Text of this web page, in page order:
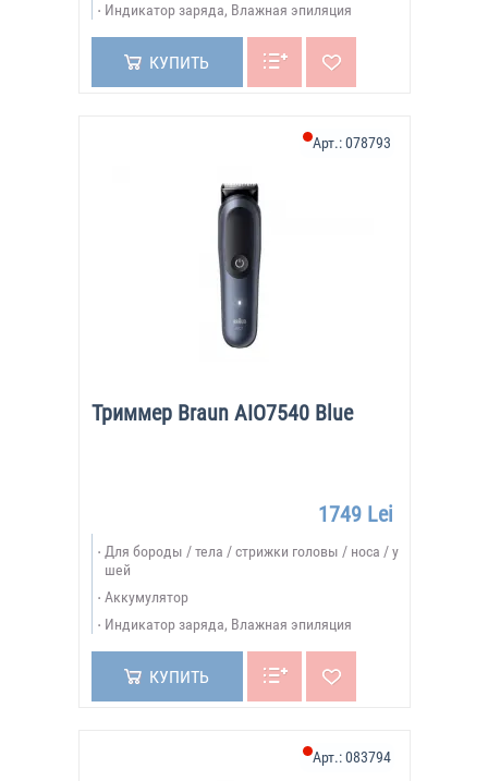
Индикатор заряда, Влажная эпиляция
КУПИТЬ
Триммер Braun AIO7540 Blue
Арт.:078793
1749 Lei
Для бороды / тела / стрижки головы / носа / у
шей
Аккумулятор
Индикатор заряда, Влажная эпиляция
КУПИТЬ
Арт.:083794